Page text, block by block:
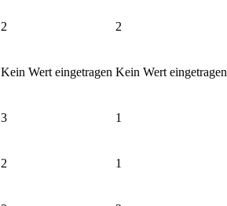
2 2
Kein Wert eingetragen Kein Wert eingetragen
3 1
2 1